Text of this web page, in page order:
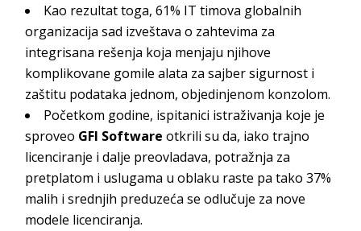
Kao rezultat toga, 61% IT timova globalnih
organizacija sad izveštava o zahtevima za
integrisana rešenja koja menjaju njihove
komplikovane gomile alata za sajber sigurnost i
zaštitu podataka jednom, objedinjenom konzolom.
Početkom godine, ispitanici istraživanja koje je
sproveo GFI Software otkrili su da, iako trajno
licenciranje i dalje preovladava, potražnja za
pretplatom i uslugama u oblaku raste pa tako 37%
malih i srednjih preduzeća se odlučuje za nove
modele licenciranja.